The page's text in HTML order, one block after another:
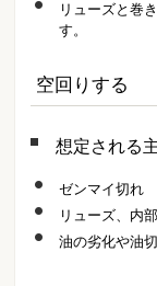
リューズと巻
す。
空回りする
想定される
ゼンマイ切れ
リューズ、内
油の劣化や油